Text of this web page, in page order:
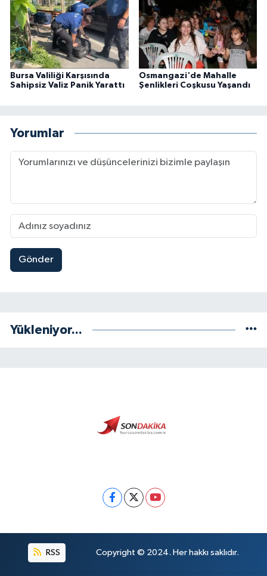
Bursa Valiliği Karşısında
Sahipsiz Valiz Panik Yarattı
Osmangazi'de Mahalle
Şenlikleri Coşkusu Yaşandı
Yorumlar
Gönder
Yükleniyor...
RSS Copyright © 2024. Her hakkı saklıdır.